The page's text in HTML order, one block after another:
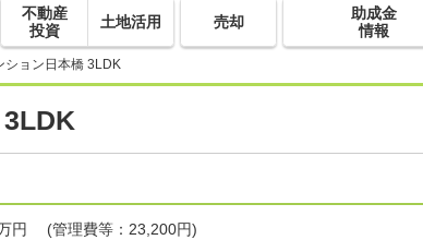
不動産
投資
土地活用 売却
助成金
情報
ション日本橋 3LDK
円 (管理費等：23,200円)